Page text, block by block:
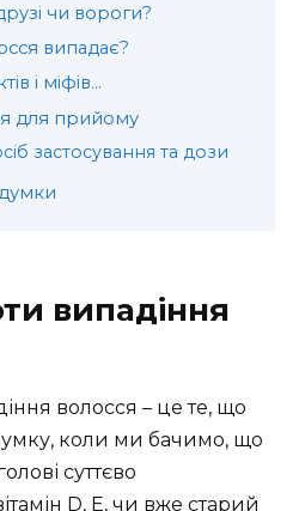
чи вороги?
випадає?
і міфів…
для прийому
застосування та дози
випадіння
волосся – це те, що
коли ми бачимо, що
суттєво
D, E, чи вже старий